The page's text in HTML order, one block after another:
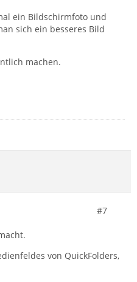
ein Bildschirmfoto und
sich ein besseres Bild
machen.
#7
von QuickFolders,